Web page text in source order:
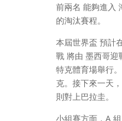
前兩名 能夠進入
的淘汰賽程。
本屆世界盃 預計
戰 將由 墨西哥迎
特克體育場舉行
克。接下來一天
則對上巴拉圭。
小組賽方面，A